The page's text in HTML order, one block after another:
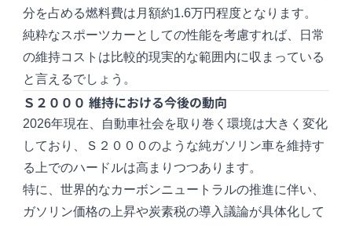
分を占める燃料費は月額約1.6万円程度となります。
純粋なスポーツカーとしての性能を考慮すれば、日常
の維持コストは比較的現実的な範囲内に収まっている
と言えるでしょう。
Ｓ２０００ 維持における今後の動向
2026年現在、自動車社会を取り巻く環境は大きく変化
しており、Ｓ２０００のような純ガソリン車を維持す
る上でのハードルは高まりつつあります。
特に、世界的なカーボンニュートラルの推進に伴い、
ガソリン価格の上昇や炭素税の導入議論が具体化して